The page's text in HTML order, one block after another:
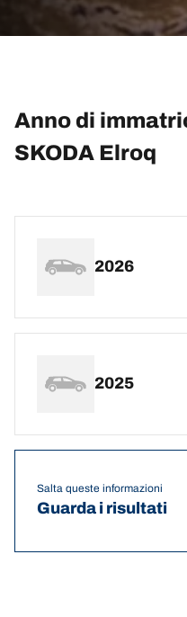
Anno di
SKODA Elroq
2026
2025
Salta queste informazioni
Guarda i risultati